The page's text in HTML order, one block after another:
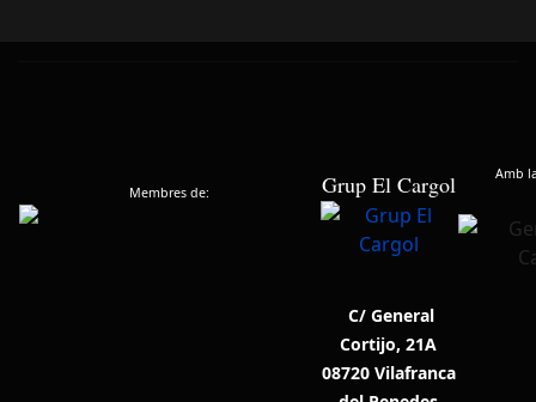
Membres de: Grup El Cargol Amb
C/ General
Cortijo, 21A
08720 Vilafranca